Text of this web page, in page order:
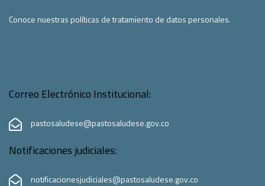
Conoce nuestras políticas de tratamiento de datos personales.
Correo Electrónico Institucional:
pastosaludese@pastosaludese.gov.co
Notificaciones judiciales:
notificacionesjudiciales@pastosaludese.gov.co